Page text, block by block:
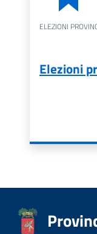
ELEZIONI
Elezioni